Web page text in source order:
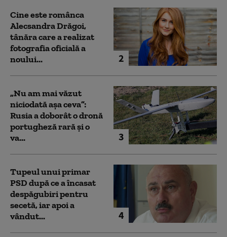
2
Cine este românca
Alecsandra Drăgoi,
tânăra care a realizat
fotografia oficială a
noului...
3
„Nu am mai văzut
niciodată așa ceva”:
Rusia a doborât o dronă
portugheză rară și o
va...
4
Tupeul unui primar
PSD după ce a încasat
despăgubiri pentru
secetă, iar apoi a
vândut...